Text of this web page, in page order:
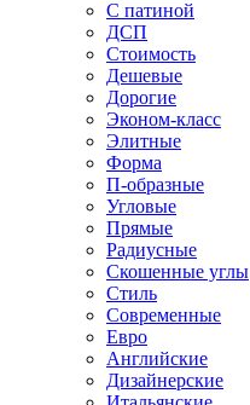
С патиной
ДСП
Стоимость
Дешевые
Дорогие
Эконом-класс
Элитные
Форма
П-образные
Угловые
Прямые
Радиусные
Скошенные углы
Стиль
Современные
Евро
Английские
Дизайнерские